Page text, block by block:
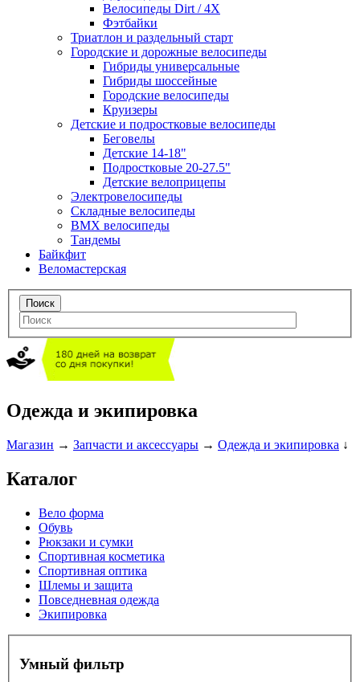
Велосипеды Dirt / 4X
Фэтбайки
Триатлон и раздельный старт
Городские и дорожные велосипеды
Гибриды универсальные
Гибриды шоссейные
Городские велосипеды
Круизеры
Детские и подростковые велосипеды
Беговелы
Детские 14-18"
Подростковые 20-27.5"
Детские велоприцепы
Электровелосипеды
Складные велосипеды
BMX велосипеды
Тандемы
Байкфит
Веломастерская
Одежда и экипировка
Магазин → Запчасти и аксессуары → Одежда и экипировка ↓
Каталог
Вело форма
Обувь
Рюкзаки и сумки
Спортивная косметика
Спортивная оптика
Шлемы и защита
Повседневная одежда
Экипировка
Умный фильтр